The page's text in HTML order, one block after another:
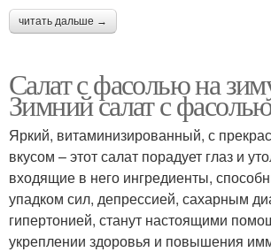
читать дальше →
Салат с фасолью на
Зимний салат с
Яркий, витаминизированный, с
вкусом – этот салат порадует глаз и
входящие в него ингредиенты,
упадком сил, депрессией, сахарным
гипертонией, станут настоящими
укреплении здоровья и повышения